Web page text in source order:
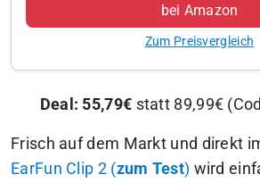
bei Amazon
Zum Preisvergleich
Deal: 55,79€ statt 89,99€
Frisch auf dem Markt und direkt
EarFun Clip 2 (zum Test) wird